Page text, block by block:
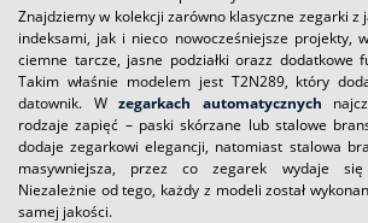
Znajdziemy w kolekcji zarówno klasyczne zegarki z
indeksami, jak i nieco nowocześniejsze projekty,
ciemne tarcze, jasne podziałki orazz dodatkowe
Takim właśnie modelem jest T2N289, który
datownik. W zegarkach automatycznych
rodzaje zapięć – paski skórzane lub stalowe
dodaje zegarkowi elegancji, natomiast stalowa
masywniejsza, przez co zegarek wydaje się
Niezależnie od tego, każdy z modeli został
samej jakości.